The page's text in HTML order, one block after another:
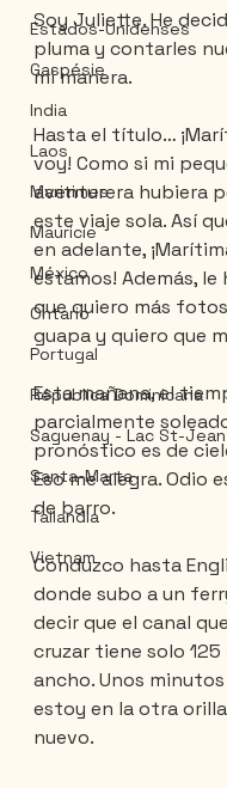
Estados-Unidenses
Gaspésie
India
Laos
Maritimes
Mauricie
México
Ontario
Portugal
Républica Dominicana
Saguenay - Lac St-Jean
Santa-Marta
Tailandia
Vietnam
Soy Juliette. He
pluma y contarles
mi manera.
Hasta el título…
voy! Como si mi
aventurera hubiera
este viaje sola. Así
en adelante,
estamos! Además, le
que quiero más
guapa y quiero que
Esta mañana, el
parcialmente
pronóstico es de
Eso me alegra. Odio
de barro.
Conduzco hasta
donde subo a un
decir que el canal
cruzar tiene solo
ancho. Unos
estoy en la otra
nuevo.